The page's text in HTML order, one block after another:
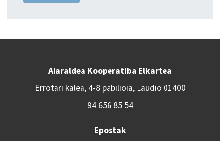
Aiaraldea Kooperatiba Elkartea
Errotari kalea, 4-8 pabilioia, Laudio 01400
94 656 85 54
Epostak